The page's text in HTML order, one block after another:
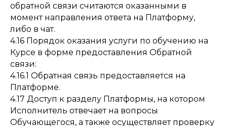
обратной связи считаются оказанными в
момент направления ответа на Платформу,
либо в чат.
4.16 Порядок оказания услуги по обучению на
Курсе в форме предоставления Обратной
связи:
4.16.1 Обратная связь предоставляется на
Платформе.
4.17 Доступ к разделу Платформы, на котором
Исполнитель отвечает на вопросы
Обучающегося, а также осуществляет проверку